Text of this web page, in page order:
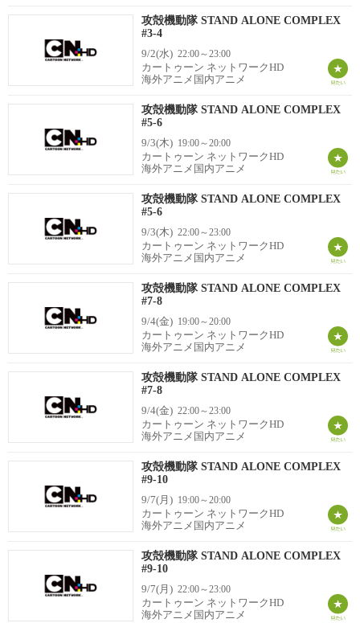
攻殻機動隊 STAND ALONE COMPLEX
#3-4
9/2(水) 22:00～23:00
カートゥーン ネットワークHD
海外アニメ国内アニメ
攻殻機動隊 STAND ALONE COMPLEX
#5-6
9/3(木) 19:00～20:00
カートゥーン ネットワークHD
海外アニメ国内アニメ
攻殻機動隊 STAND ALONE COMPLEX
#5-6
9/3(木) 22:00～23:00
カートゥーン ネットワークHD
海外アニメ国内アニメ
攻殻機動隊 STAND ALONE COMPLEX
#7-8
9/4(金) 19:00～20:00
カートゥーン ネットワークHD
海外アニメ国内アニメ
攻殻機動隊 STAND ALONE COMPLEX
#7-8
9/4(金) 22:00～23:00
カートゥーン ネットワークHD
海外アニメ国内アニメ
攻殻機動隊 STAND ALONE COMPLEX
#9-10
9/7(月) 19:00～20:00
カートゥーン ネットワークHD
海外アニメ国内アニメ
攻殻機動隊 STAND ALONE COMPLEX
#9-10
9/7(月) 22:00～23:00
カートゥーン ネットワークHD
海外アニメ国内アニメ